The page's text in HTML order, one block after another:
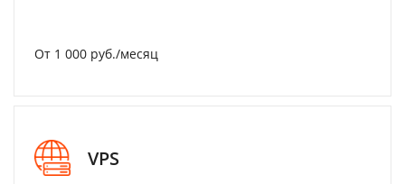
От 1 000 руб./месяц
VPS